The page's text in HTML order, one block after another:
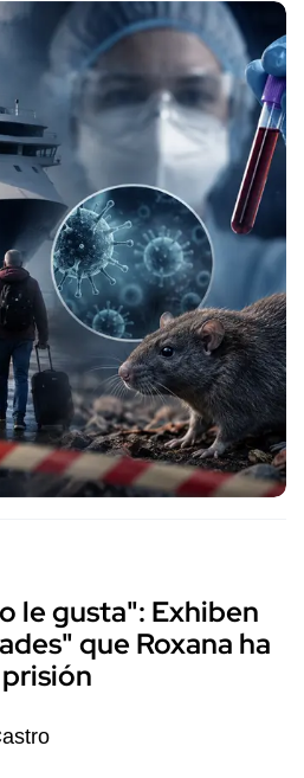
le gusta": Exhiben
que Roxana ha